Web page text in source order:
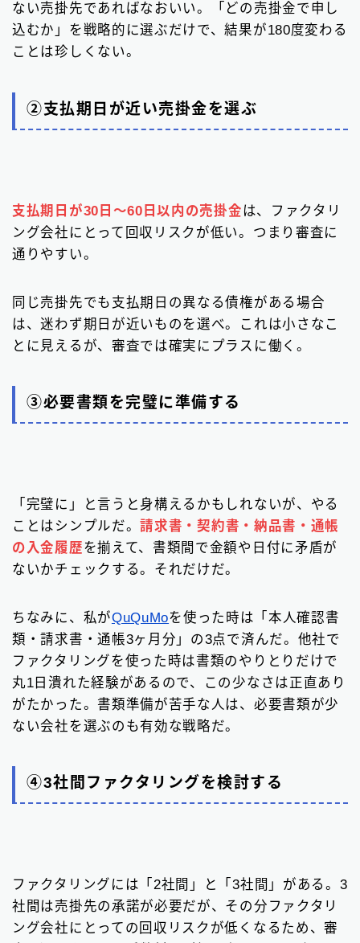
ない売掛先であればなおいい。「どの売掛金で申し
込むか」を戦略的に選ぶだけで、結果が180度変わる
ことは珍しくない。
②支払期日が近い売掛金を選ぶ
支払期日が30日〜60日以内の売掛金 は、ファクタリ
ング会社にとって回収リスクが低い。つまり審査に
通りやすい。
同じ売掛先でも支払期日の異なる債権がある場合
は、迷わず期日が近いものを選べ。これは小さなこ
とに見えるが、審査では確実にプラスに働く。
③必要書類を完璧に準備する
「完璧に」と言うと身構えるかもしれないが、やる
ことはシンプルだ。請求書・契約書・納品書・通帳
の入金履歴を揃えて、書類間で金額や日付に矛盾が
ないかチェックする。それだけだ。
ちなみに、私がQuQuMoを使った時は「本人確認書
類・請求書・通帳3ヶ月分」の3点で済んだ。他社で
ファクタリングを使った時は書類のやりとりだけで
丸1日潰れた経験があるので、この少なさは正直あり
がたかった。書類準備が苦手な人は、必要書類が少
ない会社を選ぶのも有効な戦略だ。
④3社間ファクタリングを検討する
ファクタリングには「2社間」と「3社間」がある。3
社間は売掛先の承諾が必要だが、その分ファクタリ
ング会社にとっての回収リスクが低くなるため、審